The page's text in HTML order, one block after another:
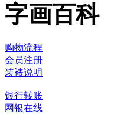
字画百科
购物流程
会员注册
装裱说明
银行转账
网银在线